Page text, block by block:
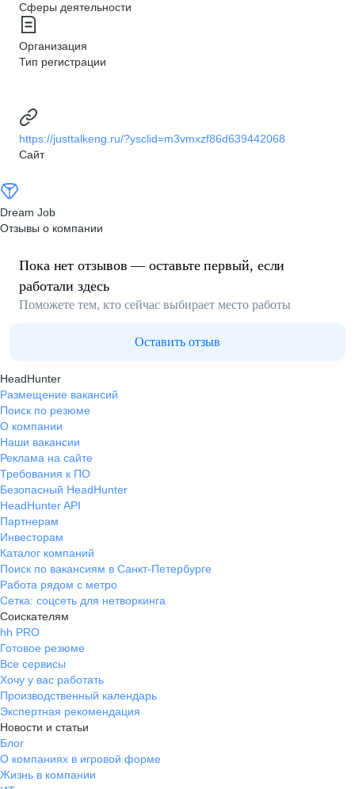
Сферы деятельности
Организация
Тип регистрации
https://justtalkeng.ru/?ysclid=m3vmxzf86d639442068
Сайт
Dream Job
Отзывы о компании
Пока нет отзывов — оставьте первый, если
работали здесь
Поможете тем, кто сейчас выбирает место работы
Оставить отзыв
HeadHunter
Размещение вакансий
Поиск по резюме
О компании
Наши вакансии
Реклама на сайте
Требования к ПО
Безопасный HeadHunter
HeadHunter API
Партнерам
Инвесторам
Каталог компаний
Поиск по вакансиям в Санкт-Петербурге
Работа рядом с метро
Сетка: соцсеть для нетворкинга
Соискателям
hh PRO
Готовое резюме
Все сервисы
Хочу у вас работать
Производственный календарь
Экспертная рекомендация
Новости и статьи
Блог
О компаниях в игровой форме
Жизнь в компании